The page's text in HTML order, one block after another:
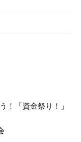
！「資金祭り！」